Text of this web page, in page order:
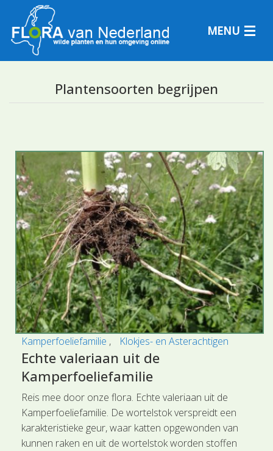
MENU
Determineren
Plantensoorten begrijpen
Kamperfoeliefamilie Klokjes- en Asterachtigen
Echte valeriaan uit de
Kamperfoeliefamilie
Reis mee door onze flora. Echte valeriaan uit de
Kamperfoeliefamilie. De wortelstok verspreidt een
karakteristieke geur, waar katten opgewonden van
kunnen raken en uit de wortelstok worden stoffen